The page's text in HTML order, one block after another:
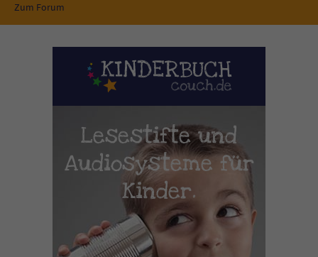
Zum Forum
Lesestifte und
Audiosysteme für
Kinder.